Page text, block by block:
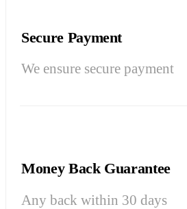
Secure Payment
We ensure secure payment
Money Back Guarantee
Any back within 30 days